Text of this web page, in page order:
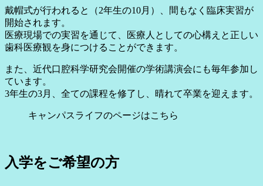
戴帽式が行われると（2年生の10月）、間もなく臨床実習が
開始されます。
医療現場での実習を通じて、医療人としての心構えと正しい
歯科医療観を身につけることができます。
また、近代口腔科学研究会開催の学術講演会にも毎年参加し
ています。
3年生の3月、全ての課程を修了し、晴れて卒業を迎えます。
キャンパスライフのページはこちら
入学をご希望の方